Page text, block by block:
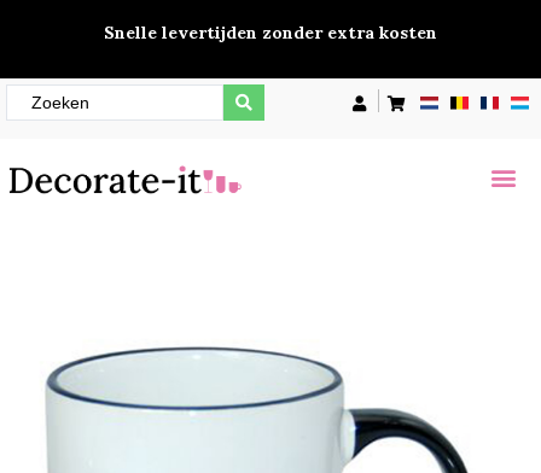
Snelle levertijden zonder extra kosten